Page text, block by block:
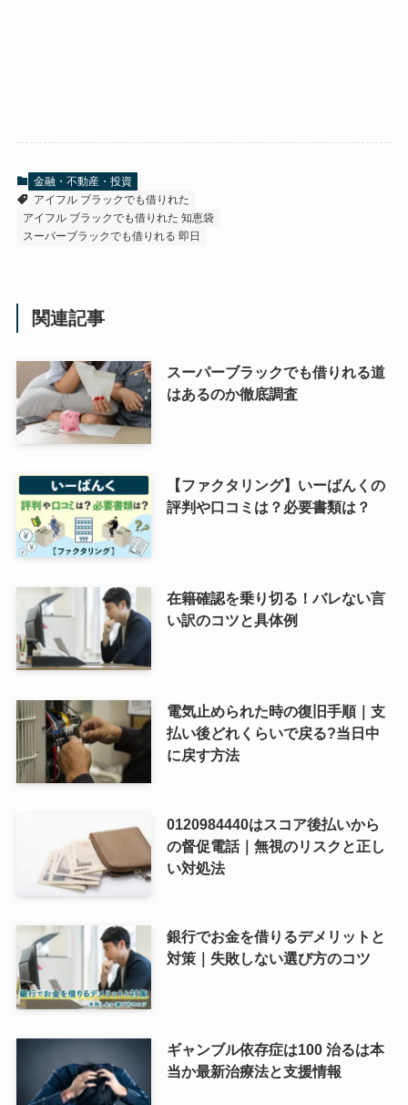
金融・不動産・投資
アイフル ブラックでも借りれた
アイフル ブラックでも借りれた 知恵袋
スーパーブラックでも借りれる 即日
関連記事
スーパーブラックでも借りれる道
はあるのか徹底調査
【ファクタリング】いーばんくの
評判や口コミは？必要書類は？
在籍確認を乗り切る！バレない言
い訳のコツと具体例
電気止められた時の復旧手順｜支
払い後どれくらいで戻る?当日中
に戻す方法
0120984440はスコア後払いから
の督促電話｜無視のリスクと正し
い対処法
銀行でお金を借りるデメリットと
対策｜失敗しない選び方のコツ
ギャンブル依存症は100 治るは本
当か最新治療法と支援情報